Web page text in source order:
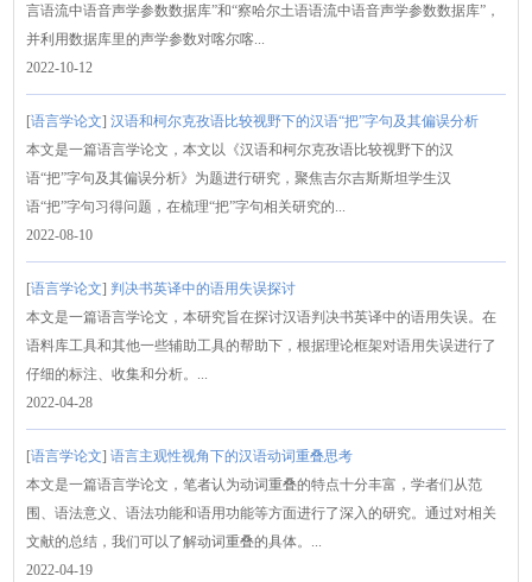
言语流中语音声学参数数据库”和“察哈尔土语语流中语音声学参数数据库”，
并利用数据库里的声学参数对喀尔喀...
2022-10-12
[语言学论文]汉语和柯尔克孜语比较视野下的汉语“把”字句及其偏误分析
本文是一篇语言学论文，本文以《汉语和柯尔克孜语比较视野下的汉
语“把”字句及其偏误分析》为题进行研究，聚焦吉尔吉斯斯坦学生汉
语“把”字句习得问题，在梳理“把”字句相关研究的...
2022-08-10
[语言学论文] 判决书英译中的语用失误探讨
本文是一篇语言学论文，本研究旨在探讨汉语判决书英译中的语用失误。在
语料库工具和其他一些辅助工具的帮助下，根据理论框架对语用失误进行了
仔细的标注、收集和分析。...
2022-04-28
[语言学论文]语言主观性视角下的汉语动词重叠思考
本文是一篇语言学论文，笔者认为动词重叠的特点十分丰富，学者们从范
围、语法意义、语法功能和语用功能等方面进行了深入的研究。通过对相关
文献的总结，我们可以了解动词重叠的具体。...
2022-04-19